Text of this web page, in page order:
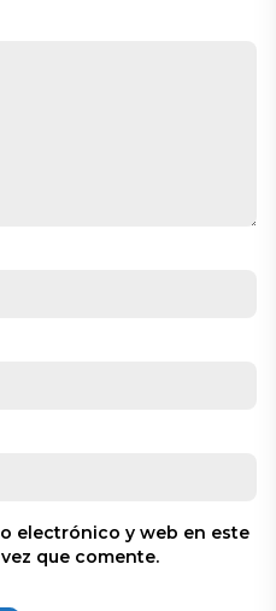
electrónico y web en este
que comente.